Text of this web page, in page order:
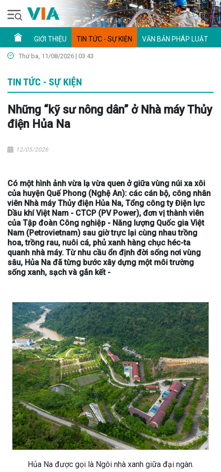
GIỚI THIỆU TIN TỨC - SỰ KIỆN VĂN BẢN PHÁP LUẬT
Thứ ba, 11/08/2026 | 03:43
TIN TỨC - SỰ KIỆN
Những “kỹ sư nông dân” ở Nhà máy Thủy
điện Hủa Na
12/05/2026
Có một hình ảnh vừa lạ vừa quen ở giữa vùng núi xa xôi
của huyện Quế Phong (Nghệ An): các cán bộ, công nhân
viên Nhà máy Thủy điện Hủa Na, Tổng công ty Điện lực
Dầu khí Việt Nam - CTCP (PV Power), đơn vị thành viên
của Tập đoàn Công nghiệp - Năng lượng Quốc gia Việt
Nam (Petrovietnam) sau giờ trực lại cùng nhau trồng
hoa, trồng rau, nuôi cá, phủ xanh hàng chục héc-ta
quanh nhà máy. Từ nhu cầu ổn định đời sống nơi vùng
sâu, Hủa Na đã từng bước xây dựng một môi trường
sống xanh, sạch và gắn kết -
Hủa Na được gọi là Ngôi nhà xanh giữa đại ngàn.